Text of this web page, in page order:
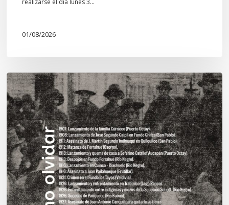
realizarse el día lunes 3…
01/08/2026
Chawrakawin:
Palimpsesto
explora
a
través
del
arte
las